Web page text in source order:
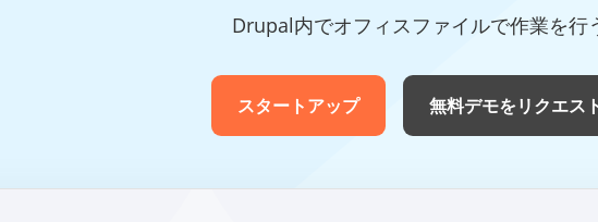
Drupal内でオフィスファイルで作業を行
スタートアップ 無料デモをリクエス